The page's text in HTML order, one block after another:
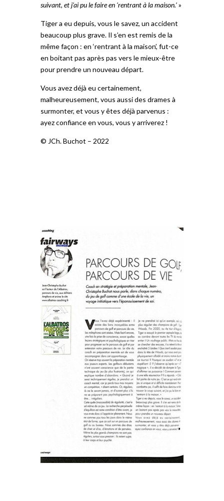
suivant, et j’ai pu le faire en ‘rentrant à la maison.’»
Tiger a eu depuis, vous le savez, un accident
beaucoup plus grave. Il s’en est remis de la
même façon : en ‘rentrant à la maison’, fut-ce
en boitant pas après pas vers le mieux-être
pour prendre un nouveau départ.
Vous avez déjà eu certainement,
malheureusement, vous aussi des drames à
surmonter, et vous y êtes déjà parvenus :
ayez confiance en vous, vous y arriverez !
© JCh. Buchot – 2022